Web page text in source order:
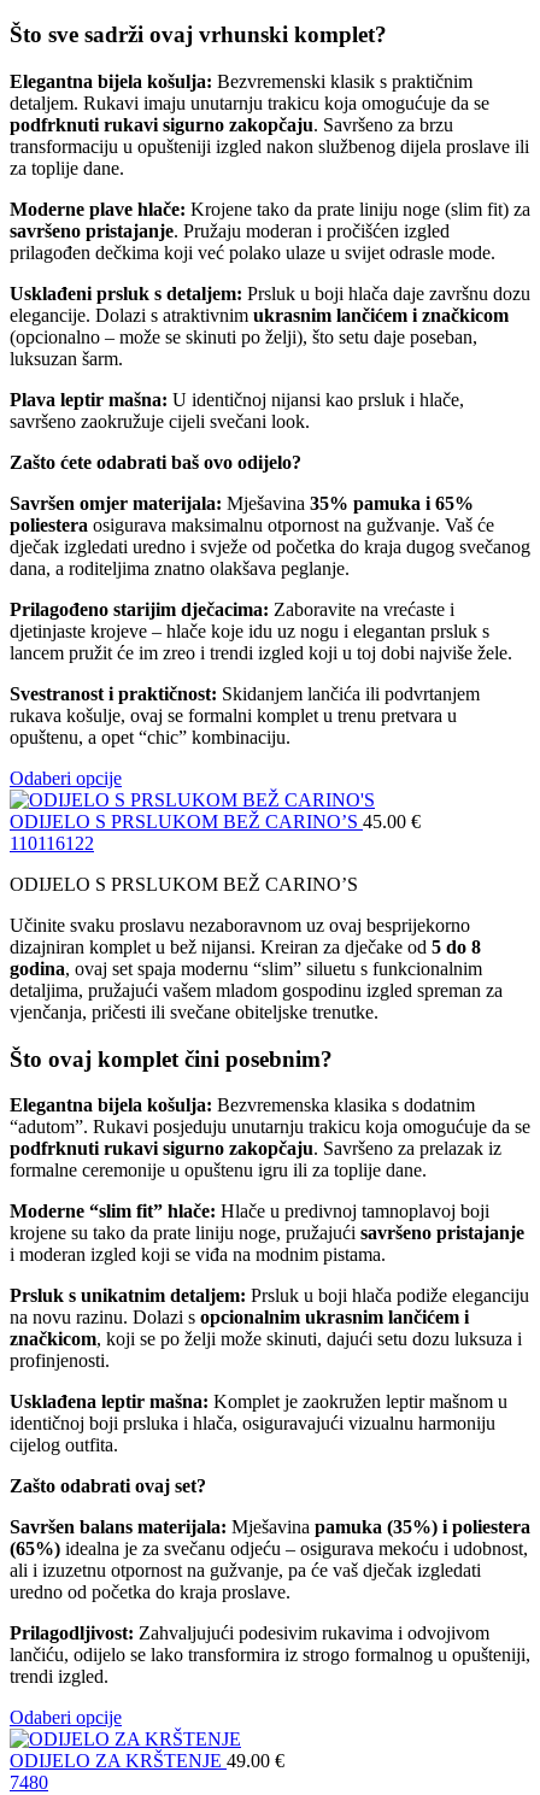
Što sve sadrži ovaj vrhunski komplet?
Elegantna bijela košulja: Bezvremenski klasik s praktičnim
detaljem. Rukavi imaju unutarnju trakicu koja omogućuje da se
podfrknuti rukavi sigurno zakopčaju. Savršeno za brzu
transformaciju u opušteniji izgled nakon službenog dijela proslave ili
za toplije dane.
Moderne plave hlače: Krojene tako da prate liniju noge (slim fit) za
savršeno pristajanje. Pružaju moderan i pročišćen izgled
prilagođen dečkima koji već polako ulaze u svijet odrasle mode.
Usklađeni prsluk s detaljem: Prsluk u boji hlača daje završnu dozu
elegancije. Dolazi s atraktivnim ukrasnim lančićem i značkicom
(opcionalno – može se skinuti po želji), što setu daje poseban,
luksuzan šarm.
Plava leptir mašna: U identičnoj nijansi kao prsluk i hlače,
savršeno zaokružuje cijeli svečani look.
Zašto ćete odabrati baš ovo odijelo?
Savršen omjer materijala: Mješavina 35% pamuka i 65%
poliestera osigurava maksimalnu otpornost na gužvanje. Vaš će
dječak izgledati uredno i svježe od početka do kraja dugog svečanog
dana, a roditeljima znatno olakšava peglanje.
Prilagođeno starijim dječacima: Zaboravite na vrećaste i
djetinjaste krojeve – hlače koje idu uz nogu i elegantan prsluk s
lancem pružit će im zreo i trendi izgled koji u toj dobi najviše žele.
Svestranost i praktičnost: Skidanjem lančića ili podvrtanjem
rukava košulje, ovaj se formalni komplet u trenu pretvara u
opuštenu, a opet “chic” kombinaciju.
Odaberi opcije
ODIJELO S PRSLUKOM BEŽ CARINO’S 45.00 €
110116122
ODIJELO S PRSLUKOM BEŽ CARINO’S
Učinite svaku proslavu nezaboravnom uz ovaj besprijekorno
dizajniran komplet u bež nijansi. Kreiran za dječake od 5 do 8
godina, ovaj set spaja modernu “slim” siluetu s funkcionalnim
detaljima, pružajući vašem mladom gospodinu izgled spreman za
vjenčanja, pričesti ili svečane obiteljske trenutke.
Što ovaj komplet čini posebnim?
Elegantna bijela košulja: Bezvremenska klasika s dodatnim
“adutom”. Rukavi posjeduju unutarnju trakicu koja omogućuje da se
podfrknuti rukavi sigurno zakopčaju. Savršeno za prelazak iz
formalne ceremonije u opuštenu igru ili za toplije dane.
Moderne “slim fit” hlače: Hlače u predivnoj tamnoplavoj boji
krojene su tako da prate liniju noge, pružajući savršeno pristajanje
i moderan izgled koji se viđa na modnim pistama.
Prsluk s unikatnim detaljem: Prsluk u boji hlača podiže eleganciju
na novu razinu. Dolazi s opcionalnim ukrasnim lančićem i
značkicom, koji se po želji može skinuti, dajući setu dozu luksuza i
profinjenosti.
Usklađena leptir mašna: Komplet je zaokružen leptir mašnom u
identičnoj boji prsluka i hlača, osiguravajući vizualnu harmoniju
cijelog outfita.
Zašto odabrati ovaj set?
Savršen balans materijala: Mješavina pamuka (35%) i poliestera
(65%) idealna je za svečanu odjeću – osigurava mekoću i udobnost,
ali i izuzetnu otpornost na gužvanje, pa će vaš dječak izgledati
uredno od početka do kraja proslave.
Prilagodljivost: Zahvaljujući podesivim rukavima i odvojivom
lančiću, odijelo se lako transformira iz strogo formalnog u opušteniji,
trendi izgled.
Odaberi opcije
ODIJELO ZA KRŠTENJE 49.00 €
7480